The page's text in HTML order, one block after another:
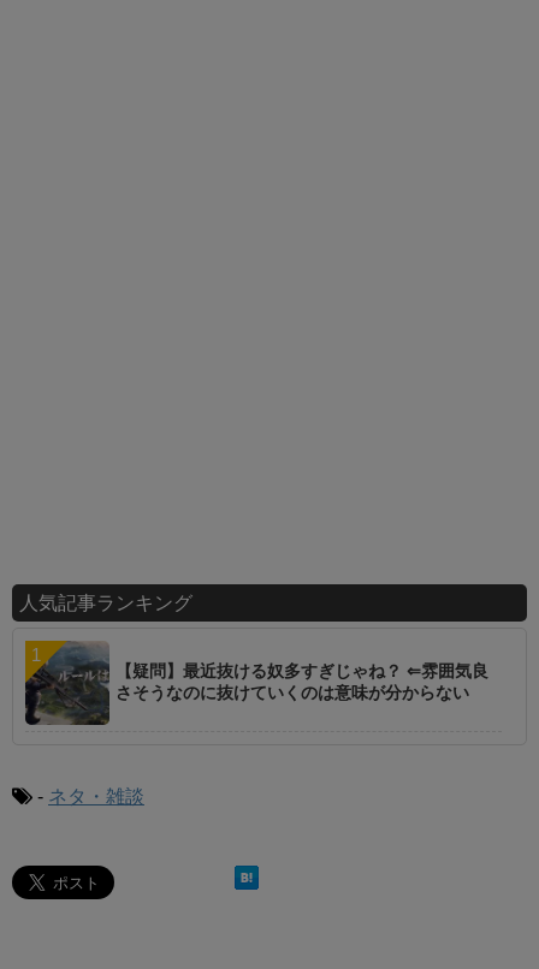
人気記事ランキング
【疑問】最近抜ける奴多すぎじゃね？ ⇐雰囲気良
さそうなのに抜けていくのは意味が分からない
- ネタ・雑談